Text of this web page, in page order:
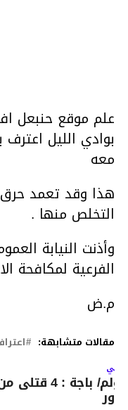
علم موقع حنبعل
بوادي الليل اعترف
معه
هذا وقد تعمد
التخلص منها .
وأذنت النيابة
الفرعية لمكافحة
م.ض
مقالات متشابهة:
مؤلم/